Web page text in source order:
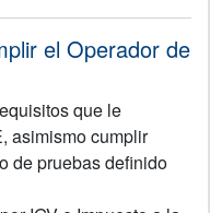
el Operador de
que le
asimismo cumplir
de pruebas definido